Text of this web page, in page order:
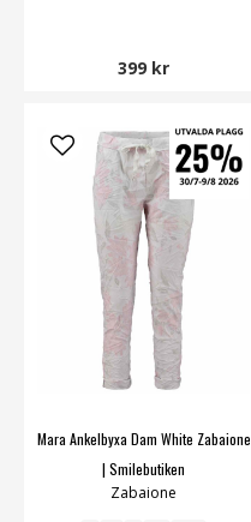
399 kr
Mara Ankelbyxa Dam White Zabaione
| Smilebutiken
Zabaione